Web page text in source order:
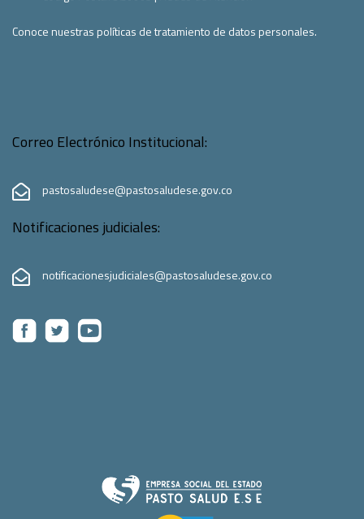
Conoce nuestras políticas de tratamiento de datos personales.
Correo Electrónico Institucional:
pastosaludese@pastosaludese.gov.co
Notificaciones judiciales:
notificacionesjudiciales@pastosaludese.gov.co